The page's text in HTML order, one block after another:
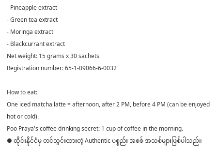
- Pineapple extract
- Green tea extract
- Moringa extract
- Blackcurrant extract
Net weight: 15 grams x 30 sachets
Registration number: 65-1-09066-6-0032
How to eat:
One iced matcha latte = afternoon, after 2 PM, before 4 PM (can be enjoyed
hot or cold).
Poo Praya's coffee drinking secret: 1 cup of coffee in the morning.
● ထိုင်းနိုင်ငံမှ တင်သွင်းထားတဲ့ Authentic ပစ္စည်း အစစ် အသစ်များဖြစ်ပါသည်။